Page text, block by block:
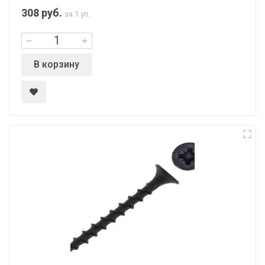
308 руб. за 1 уп.
В корзину